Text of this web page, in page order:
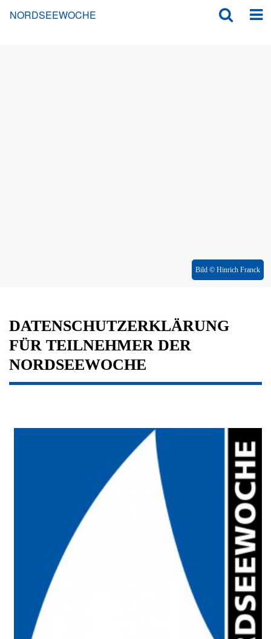
NORDSEEWOCHE
Bild © Hinrich Franck
DATENSCHUTZERKLÄRUNG
FÜR TEILNEHMER DER
NORDSEEWOCHE